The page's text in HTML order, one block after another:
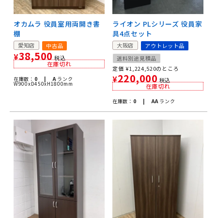
オカムラ 役員室用両開き書
棚
愛知店 中古品
¥38,500 税込
在庫切れ
在庫数： 0 | Aランク
W900xD450xH1800mm
ライオン PLシリーズ 役員家
具4点セット
大阪店
アウトレット品
送料別途見積品
定価 ¥1,224,520のところ
¥220,000 税込
在庫切れ
在庫数： 0 | AAランク